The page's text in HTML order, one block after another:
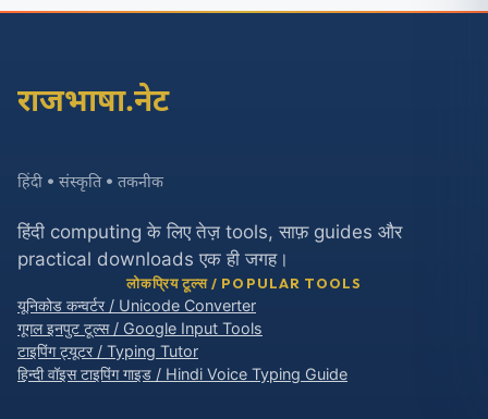
राजभाषा.नेट
हिंदी • संस्कृति • तकनीक
हिंदी computing के लिए तेज़ tools, साफ़ guides और
practical downloads एक ही जगह।
लोकप्रिय टूल्स / POPULAR TOOLS
यूनिकोड कन्वर्टर / Unicode Converter
गूगल इनपुट टूल्स / Google Input Tools
टाइपिंग ट्यूटर / Typing Tutor
हिन्दी वॉइस टाइपिंग गाइड / Hindi Voice Typing Guide